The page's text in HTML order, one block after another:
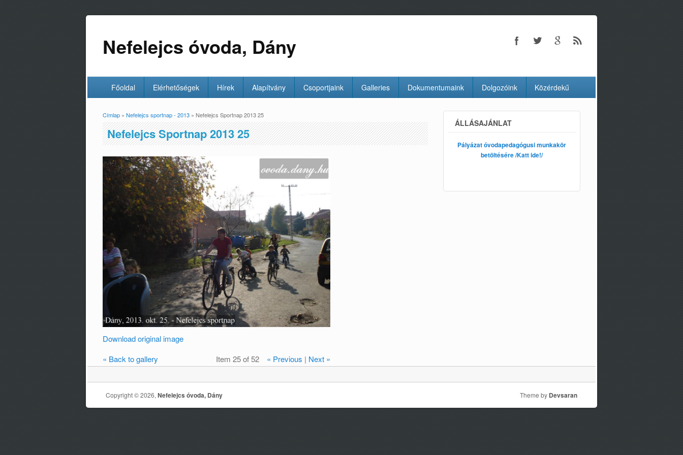
Nefelejcs óvoda, Dány
Főoldal Elérhetőségek Hírek Alapítvány Csoportjaink Galleries Dokumentumaink Dolgozóink Közérdekű
Jelenlegi hely
Címlap » Nefelejcs sportnap - 2013 » Nefelejcs Sportnap 2013 25
Nefelejcs Sportnap 2013 25
Download original image
« Back to gallery
Item 25 of 52 « Previous | Next »
ÁLLÁSAJÁNLAT
Pályázat óvodapedagógusi munkakör
betöltésére /Katt ide!/
Copyright © 2026, Nefelejcs óvoda, Dány Theme by Devsaran